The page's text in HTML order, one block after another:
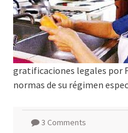
gratificaciones legales por
normas de su régimen
3 Comments